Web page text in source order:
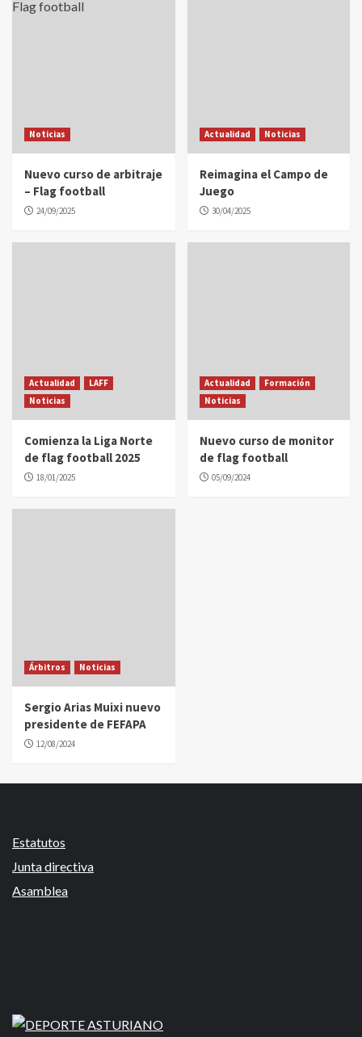
Noticias
Nuevo curso de arbitraje
– Flag football
24/09/2025
Actualidad Noticias
Reimagina el Campo de
Juego
30/04/2025
Actualidad
LAFF
Noticias
Comienza la Liga Norte
de flag football 2025
18/01/2025
Actualidad
Formación
Noticias
Nuevo curso de monitor
de flag football
05/09/2024
Árbitros Noticias
Sergio Arias Muixi nuevo
presidente de FEFAPA
12/08/2024
Estatutos
Junta directiva
Asamblea